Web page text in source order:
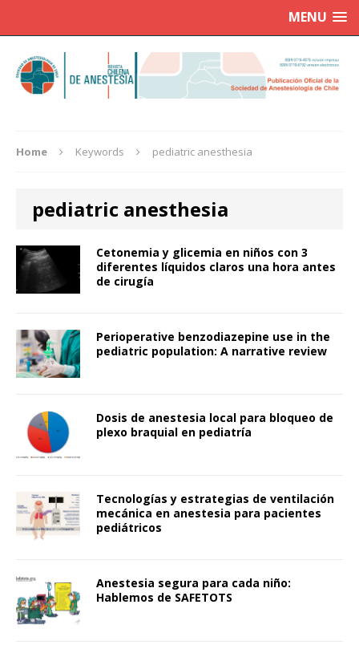
MENU
Home Keywords pediatric anesthesia
pediatric anesthesia
Cetonemia y glicemia en niños con 3
diferentes líquidos claros una hora antes
de cirugía
Perioperative benzodiazepine use in the
pediatric population: A narrative review
Dosis de anestesia local para bloqueo de
plexo braquial en pediatría
Tecnologías y estrategias de ventilación
mecánica en anestesia para pacientes
pediátricos
Anestesia segura para cada niño:
Hablemos de SAFETOTS